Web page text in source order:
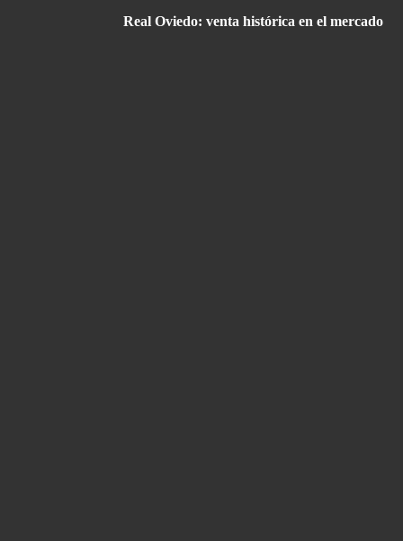
Real Oviedo: venta histórica en el mercado